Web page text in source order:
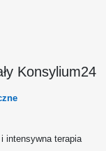
Konsylium24
intensywna terapia